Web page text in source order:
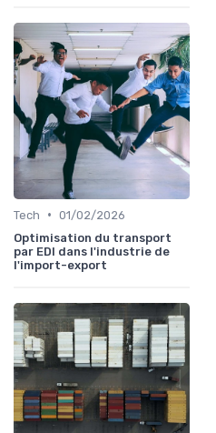
Tech • 01/02/2026
Optimisation du transport
par EDI dans l'industrie de
l'import-export